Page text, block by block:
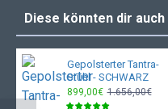
Größe
160 cm
Weite
Diese könnten dir
Gepolsterter Tantra-
Stuhl - SCHWARZ
899,00€ 1.656,00€